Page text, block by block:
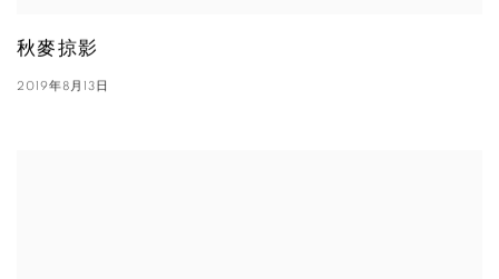
秋麥掠影
2019年8月13日